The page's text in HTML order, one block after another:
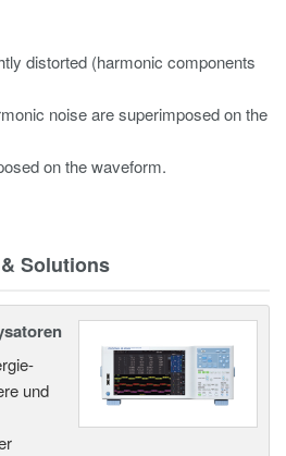
distorted (harmonic components
noise are superimposed on the
on the waveform.
Solutions
und